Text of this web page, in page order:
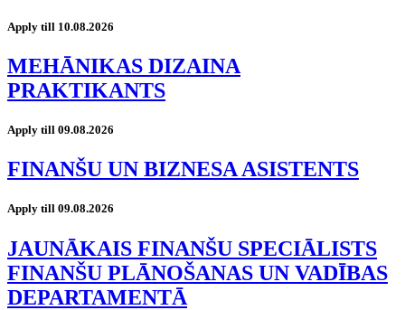
Apply till 10.08.2026
MEHĀNIKAS DIZAINA
PRAKTIKANTS
Apply till 09.08.2026
FINANŠU UN BIZNESA ASISTENTS
Apply till 09.08.2026
JAUNĀKAIS FINANŠU SPECIĀLISTS
FINANŠU PLĀNOŠANAS UN VADĪBAS
DEPARTAMENTĀ